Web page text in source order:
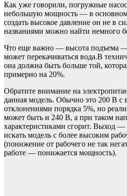
Как уже говорили, погружные
небольшую мощность — в основном
создать высокое давление он не в
названиями можно найти немного
Что еще важно — высота подъема —
может перекачиваться вода.В
она должна быть больше той,
примерно на 20%.
Обратите внимание на
данная модель. Обычно это 200 В
отклонениями порядка 5%, но
может быть и 240 В, а при таком
характеристиками сгорит. Выход —
искать модель с более высоким
(понижение от рабочего не так
работе — понижается мощность).